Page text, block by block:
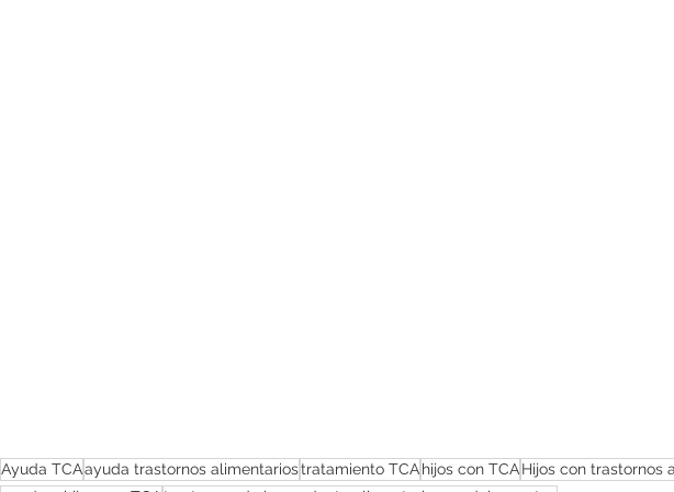
Ayuda TCAayuda trastornos alimentariostratamiento TCAhijos con TCAHijos con trastornos